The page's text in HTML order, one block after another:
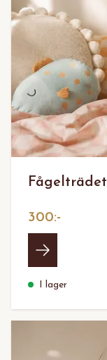
Fågelträdet
300:-
I lager